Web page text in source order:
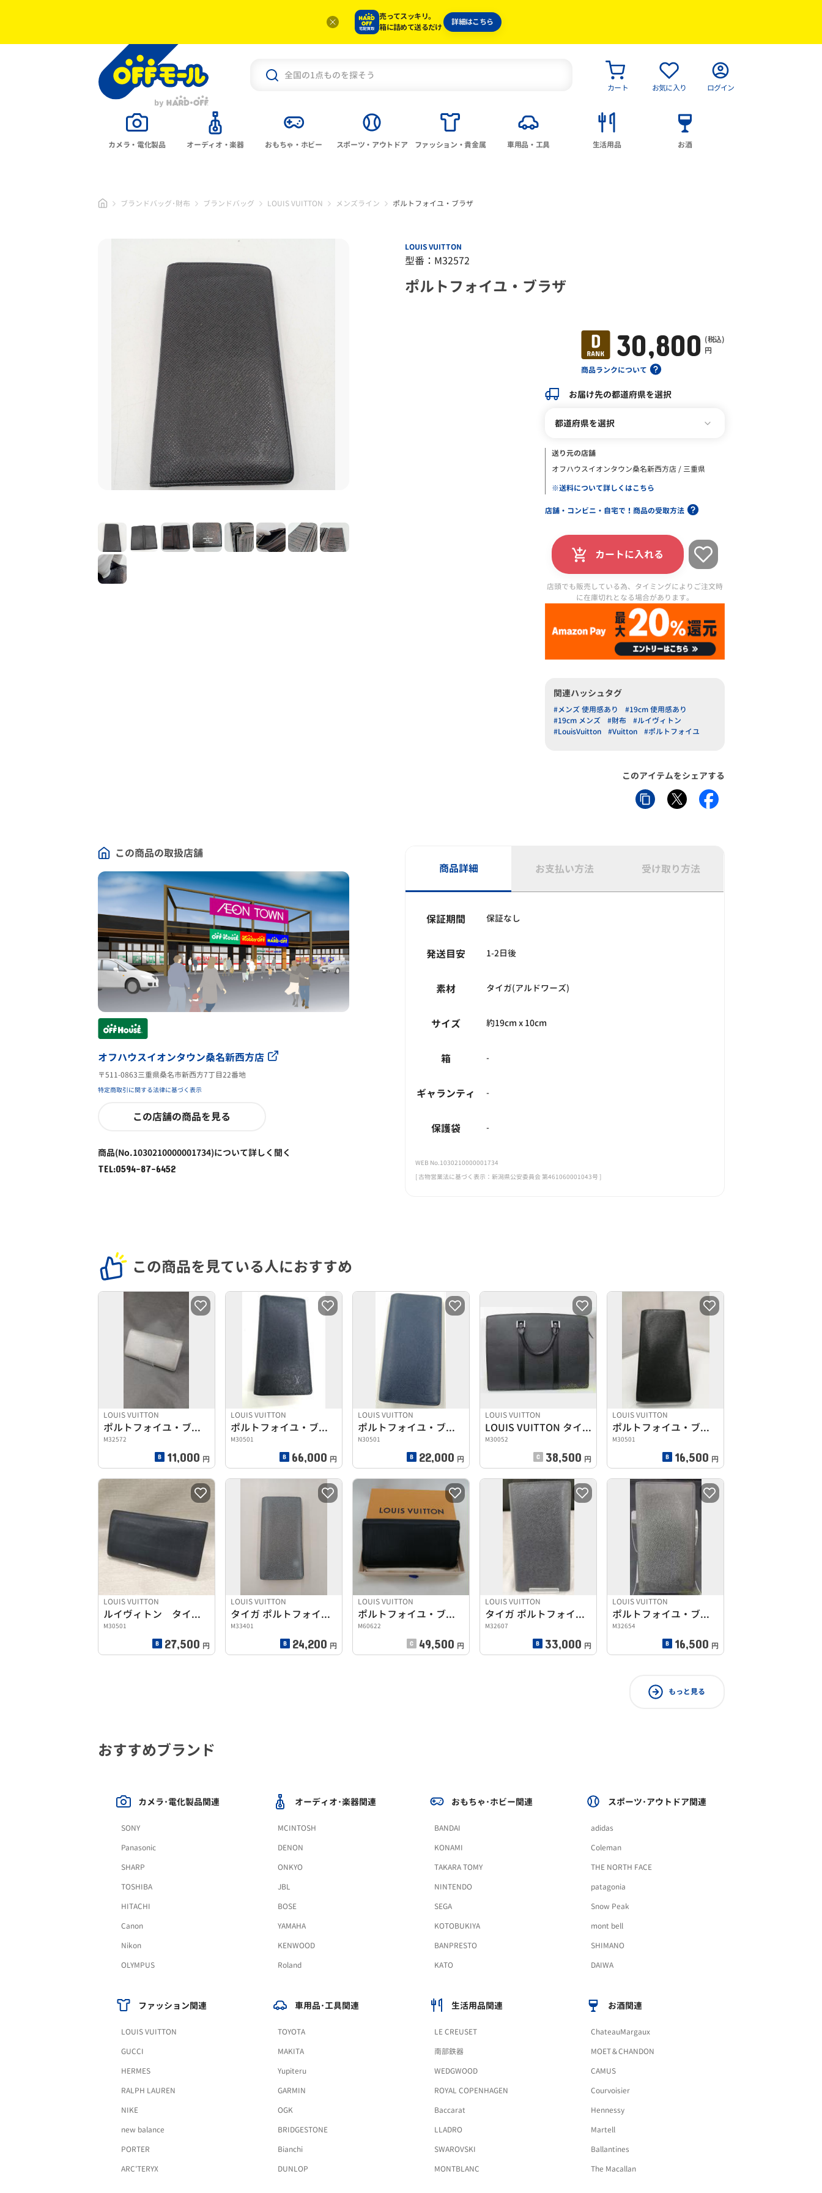
売ってスッキリ。
箱に詰めて送るだけ
詳細はこちら
カート お気に入り ログイン
カメラ・電化製品 オーディオ・楽器 おもちゃ・ホビー スポーツ・アウトドア ファッション・貴金属 車用品・工具 生活用品 お酒
ブランドバッグ･財布 ブランドバッグ LOUIS VUITTON メンズライン ポルトフォイユ・ブラザ
LOUIS VUITTON
型番：M32572
ポルトフォイユ・ブラザ
商品ランクについて
30,800 (税込)
円
お届け先の都道府県を選択
都道府県を選択
送り元の店舗
オフハウスイオンタウン桑名新西方店 / 三重県
※送料について詳しくはこちら
店舗・コンビニ・自宅で！商品の受取方法
カートに入れる
店頭でも販売している為、タイミングによりご注文時
に在庫切れとなる場合があります。
関連ハッシュタグ
#メンズ 使用感あり
#19cm 使用感あり
#19cm メンズ
#財布
#ルイヴィトン
#LouisVuitton
#Vuitton #ポルトフォイユ
このアイテムをシェアする
この商品の取扱店舗
オフハウスイオンタウン桑名新西方店
〒511-0863三重県桑名市新西方7丁目22番地
特定商取引に関する法律に基づく表示
この店舗の商品を見る
商品(No.1030210000001734)について詳しく聞く
TEL:0594-87-6452
商品詳細 お支払い方法 受け取り方法
保証期間 保証なし
発送目安 1-2日後
素材 タイガ(アルドワーズ)
サイズ 約19cm x 10cm
箱 -
ギャランティ -
保護袋 -
WEB No.1030210000001734
[ 古物営業法に基づく表示：新潟県公安委員会 第461060001043号 ]
この商品を見ている人におすすめ
LOUIS VUITTON
ポルトフォイユ・ブラザ タイガ 長財布
M32572
11,000 円
LOUIS VUITTON
ポルトフォイユ・ブラザ タイガ
M30501
66,000 円
LOUIS VUITTON
ポルトフォイユ・ブラザ タイガ
N30501
22,000 円
LOUIS VUITTON
LOUIS VUITTON タイガ・ロザン
M30052
38,500 円
LOUIS VUITTON
ポルトフォイユ・ブラザ タイガ
M30501
16,500 円
LOUIS VUITTON
ルイヴィトン タイガ・ポルトフォイユ・ブラザ 長財布
M30501
27,500 円
LOUIS VUITTON
タイガ ポルトフォイユ・ロン
M33401
24,200 円
LOUIS VUITTON
ポルトフォイユ・ブラザ
M60622
49,500 円
LOUIS VUITTON
タイガ ポルトフォイユ・ロン ボレアル
M32607
33,000 円
LOUIS VUITTON
ポルトフォイユ・ブラザボレアル
M32654
16,500 円
もっと見る
おすすめブランド
カメラ･電化製品関連
SONY
Panasonic
SHARP
TOSHIBA
HITACHI
Canon
Nikon
OLYMPUS
オーディオ･楽器関連
MCINTOSH
DENON
ONKYO
JBL
BOSE
YAMAHA
KENWOOD
Roland
おもちゃ･ホビー関連
BANDAI
KONAMI
TAKARA TOMY
NINTENDO
SEGA
KOTOBUKIYA
BANPRESTO
KATO
スポーツ･アウトドア関連
adidas
Coleman
THE NORTH FACE
patagonia
Snow Peak
mont bell
SHIMANO
DAIWA
ファッション関連
LOUIS VUITTON
GUCCI
HERMES
RALPH LAUREN
NIKE
new balance
PORTER
ARC'TERYX
車用品･工具関連
TOYOTA
MAKITA
Yupiteru
GARMIN
OGK
BRIDGESTONE
Bianchi
DUNLOP
生活用品関連
LE CREUSET
南部鉄器
WEDGWOOD
ROYAL COPENHAGEN
Baccarat
LLADRO
SWAROVSKI
MONTBLANC
お酒関連
ChateauMargaux
MOET＆CHANDON
CAMUS
Courvoisier
Hennessy
Martell
Ballantines
The Macallan